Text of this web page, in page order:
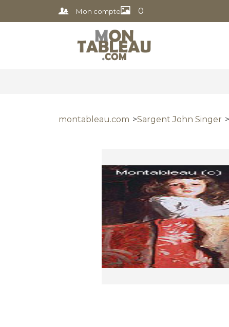
Mon compte 0
montableau.com Sargent John Singer